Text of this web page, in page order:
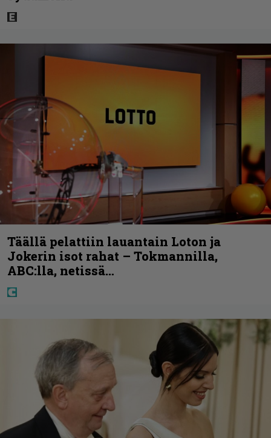
Täällä pelattiin lauantain Loton ja
Jokerin isot rahat – Tokmannilla,
ABC:lla, netissä…